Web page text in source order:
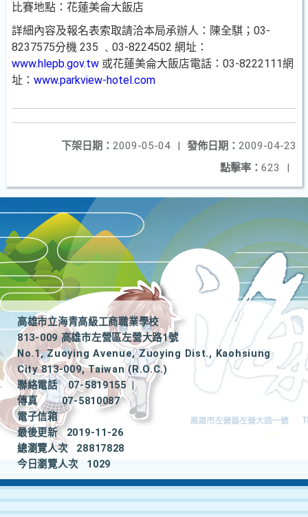
比賽地點：花蓮美侖大飯店
詳細內容及報名表索取請洽本局承辦人：陳全騏；03-
8237575分機 235 ﹑03-8224502 網址：
www.hlepb.gov.tw 或花蓮美侖大飯店電話：03-8222111網
址： www.parkview-hotel.com
發佈日期： 2009-04-23
下架日期： 2009-05-04
|
點擊率： 623 |
高雄市立海青高級工商職業學校
813-009 高雄市左營區左營大路1號
No.1, Zuoying Avenue, Zuoying Dist., Kaohsiung
City 813-009, Taiwan (R.O.C.)
聯絡電話
07-5819155
|
傳真
07-5810087
電子信箱
最後更新
2019-11-26
總瀏覽人次
28817828
今日瀏覽人次
1029